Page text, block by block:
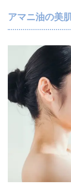
アマニ油の美